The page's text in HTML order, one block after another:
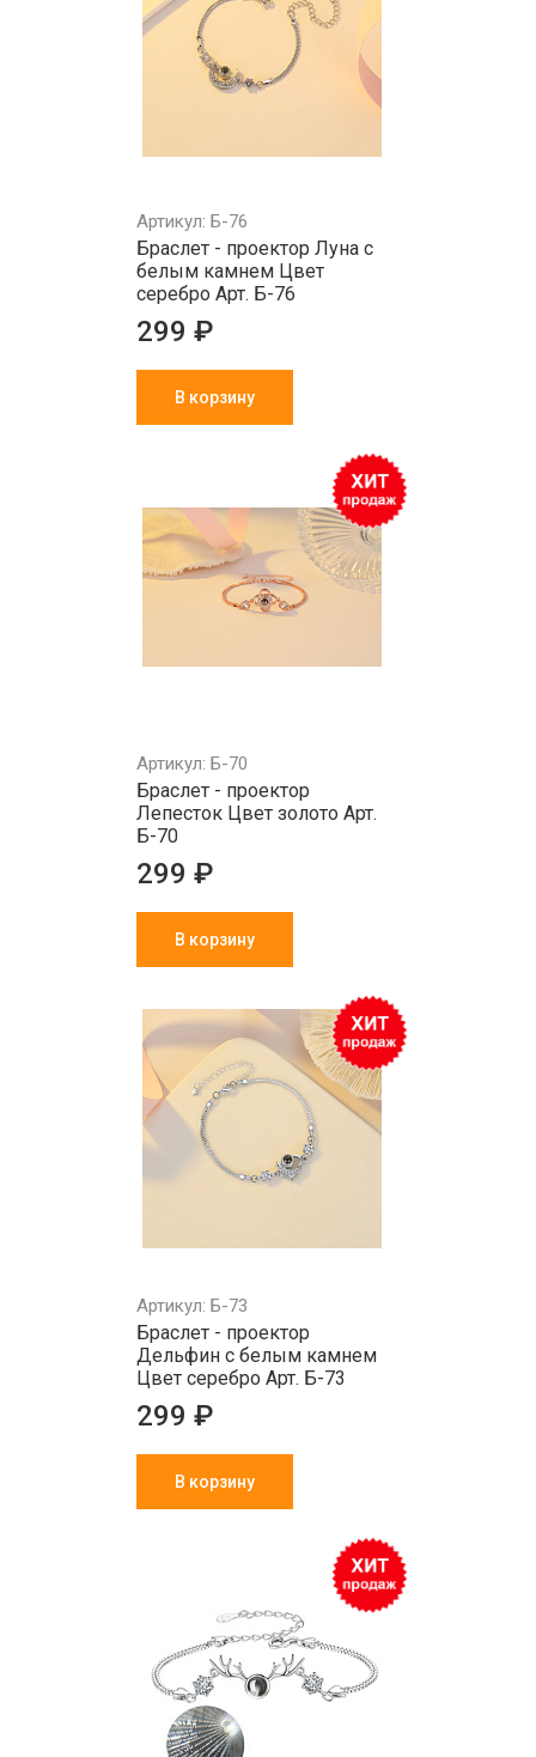
Артикул: Б-76
Браслет - проектор Луна с
белым камнем Цвет
серебро Арт. Б-76
299 ₽
В корзину
Артикул: Б-70
Браслет - проектор
Лепесток Цвет золото Арт.
Б-70
299 ₽
В корзину
Артикул: Б-73
Браслет - проектор
Дельфин с белым камнем
Цвет серебро Арт. Б-73
299 ₽
В корзину